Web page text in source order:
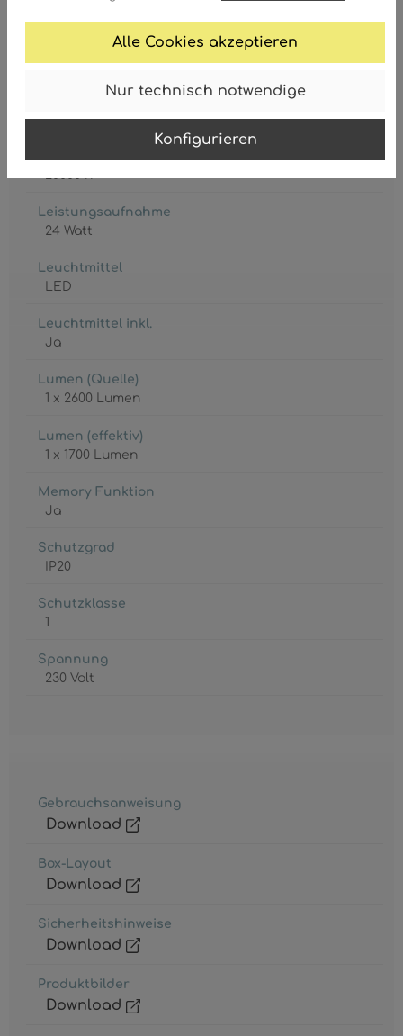
Alle Cookies akzeptieren
Nur technisch notwendige
Konfigurieren
6500 Kelvin
4000 Kelvin
Leistungsaufnahme
24 Watt
Leuchtmittel
LED
Leuchtmittel inkl.
Ja
Lumen (Quelle)
1 x 2600 Lumen
Lumen (effektiv)
1 x 1700 Lumen
Memory Funktion
Ja
Schutzgrad
IP20
Schutzklasse
1
Spannung
230 Volt
Gebrauchsanweisung
Download
Box-Layout
Download
Sicherheitshinweise
Download
Produktbilder
Download